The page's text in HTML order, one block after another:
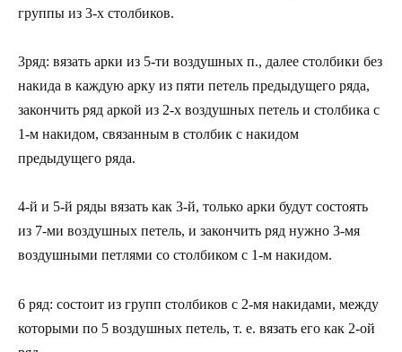
группы из 3-х столбиков.
3ряд: вязать арки из 5-ти воздушных п., далее столбики без
накида в каждую арку из пяти петель предыдущего ряда,
закончить ряд аркой из 2-х воздушных петель и столбика с
1-м накидом, связанным в столбик с накидом
предыдущего ряда.
4-й и 5-й ряды вязать как 3-й, только арки будут состоять
из 7-ми воздушных петель, и закончить ряд нужно 3-мя
воздушными петлями со столбиком с 1-м накидом.
6 ряд: состоит из групп столбиков с 2-мя накидами, между
которыми по 5 воздушных петель, т. е. вязать его как 2-ой